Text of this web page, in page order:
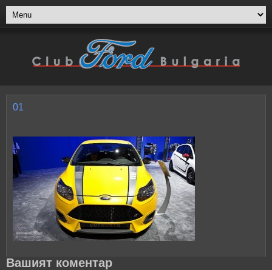
01
Вашият коментар